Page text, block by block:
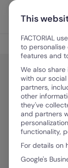
Vai al contenuto
NIS2
NIS2
della
21 Aprile, 2026·
This
FACTORIAL
to
features and
We also
with our
partners,
other
they've
and partners
functionality,
For details on
Google's